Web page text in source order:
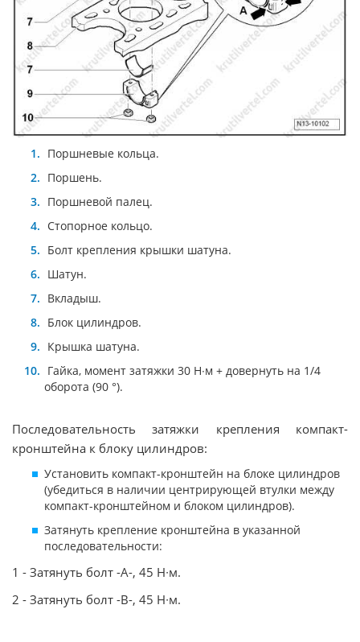
Поршневые кольца.
Поршень.
Поршневой палец.
Стопорное кольцо.
Болт крепления крышки шатуна.
Шатун.
Вкладыш.
Блок цилиндров.
Крышка шатуна.
Гайка, момент затяжки 30 Н∙м + довернуть на 1/4
оборота (90 °).
Последовательность затяжки крепления компакт-
кронштейна к блоку цилиндров:
Установить компакт-кронштейн на блоке цилиндров
(убедиться в наличии центрирующей втулки между
компакт-кронштейном и блоком цилиндров).
Затянуть крепление кронштейна в указанной
последовательности:
1 - Затянуть болт -A-, 45 Н∙м.
2 - Затянуть болт -B-, 45 Н∙м.